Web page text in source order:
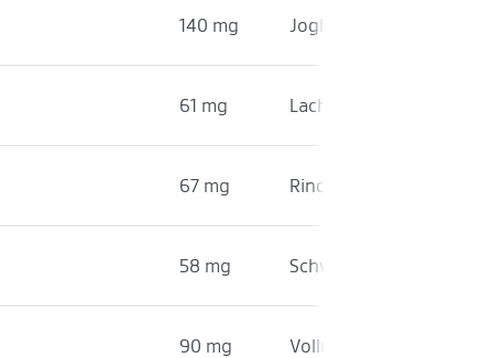
140 mg Joghurt
61 mg Lachs
67 mg Rindfleisch (Filet)
58 mg Schweinefleisch (Filet)
90 mg Vollmilch